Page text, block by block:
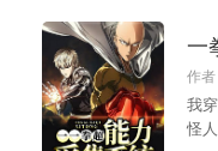
一
作
我
怪